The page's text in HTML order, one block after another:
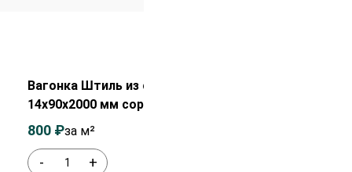
Вагонка Штиль из сосны
14х90х2000 мм сорт АВ
- +
800 ₽за м²